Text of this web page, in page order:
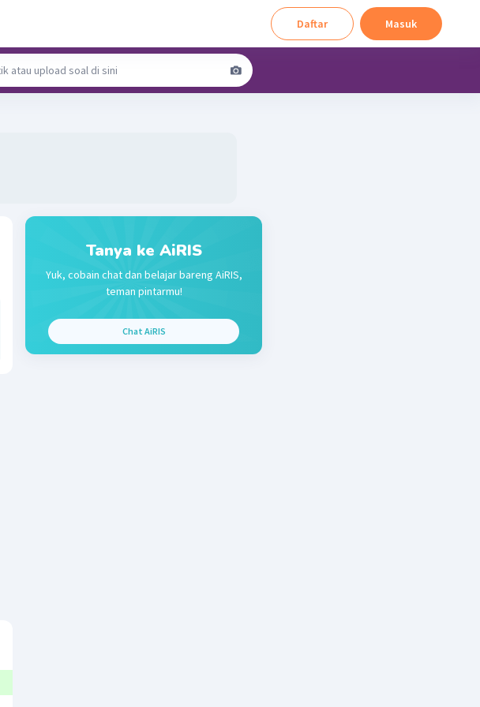
Daftar Masuk
Tanya ke AiRIS
Yuk, cobain chat dan belajar bareng AiRIS,
teman pintarmu!
Chat AiRIS